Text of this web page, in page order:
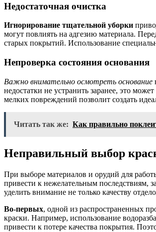
Недостаточная очистка
Игнорирование тщательной уборки
могут повлиять на адгезию материала.
старых покрытий. Использование
Непроверка состояния основания
Важно внимательно осмотреть основание
недостатки не устранить заранее, это
мелких повреждений позволит создать
Читать так же: Как правильно
Неправильный выбор
При выборе материалов и орудий для
привести к нежелательным последствиям,
уделить внимание не только качеству
Во-первых, одной из распространенных
краски. Например, использование
привести к потере качества покрытия.